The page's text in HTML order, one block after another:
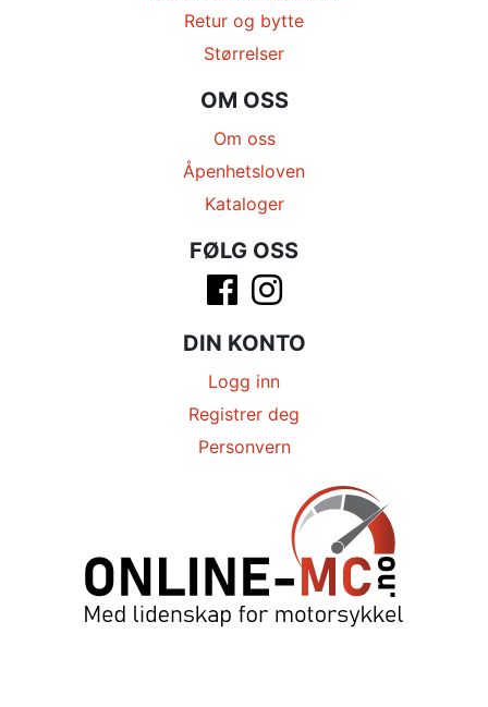
Retur og bytte
Størrelser
OM OSS
Om oss
Åpenhetsloven
Kataloger
FØLG OSS
DIN KONTO
Logg inn
Registrer deg
Personvern